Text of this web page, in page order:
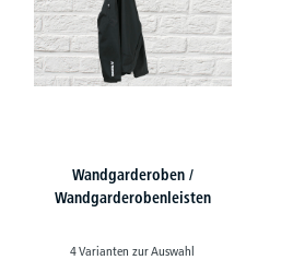
Wandgarderoben /
Wandgarderobenleisten
4 Varianten zur Auswahl